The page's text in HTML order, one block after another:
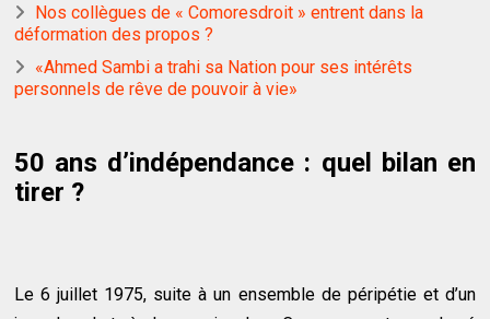
Nos collègues de « Comoresdroit » entrent dans la
déformation des propos ?
«Ahmed Sambi a trahi sa Nation pour ses intérêts
personnels de rêve de pouvoir à vie»
50 ans d’indépendance : quel bilan en
tirer ?
Le 6 juillet 1975, suite à un ensemble de péripétie et d’un